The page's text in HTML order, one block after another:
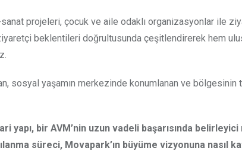
projeleri, çocuk ve aile odaklı organizasyonlar ile
beklentileri doğrultusunda çeşitlendirerek hem
sosyal yaşamın merkezinde konumlanan ve bölgesinin
bir AVM’nin uzun vadeli başarısında belirleyici
süreci, Movapark’ın büyüme vizyonuna nasıl